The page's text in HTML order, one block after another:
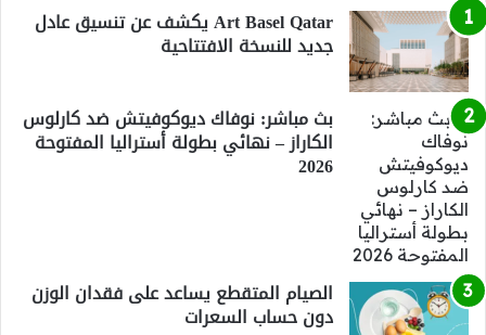
Art Basel Qatar يكشف عن تنسيق عادل
جديد للنسخة الافتتاحية
بث مباشر: نوفاك ديوكوفيتش ضد كارلوس
الكاراز – نهائي بطولة أستراليا المفتوحة
2026
الصيام المتقطع يساعد على فقدان الوزن
دون حساب السعرات